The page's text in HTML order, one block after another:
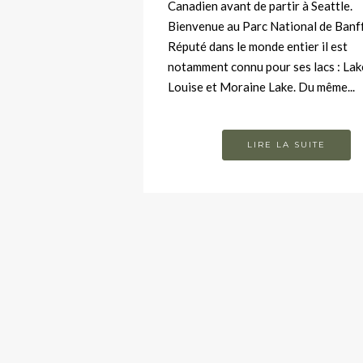
Canadien avant de partir à Seattle.
Bienvenue au Parc National de
Réputé dans le monde entier il est
notamment connu pour ses lacs :
Louise et Moraine Lake. Du même...
LIRE LA SUITE